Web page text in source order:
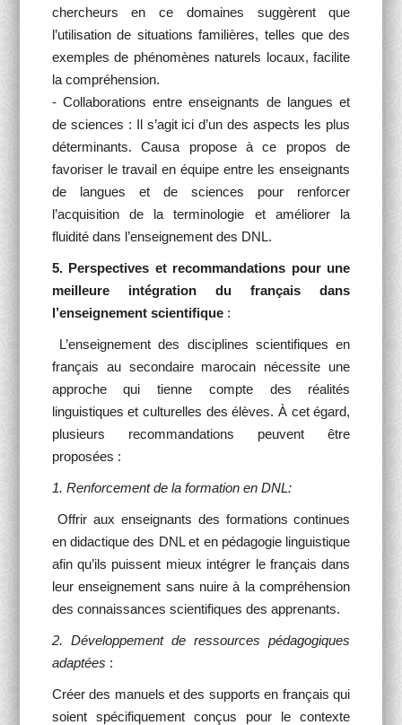
chercheurs en ce domaines suggèrent que
l’utilisation de situations familières, telles que des
exemples de phénomènes naturels locaux, facilite
la compréhension.
- Collaborations entre enseignants de langues et
de sciences : Il s’agit ici d’un des aspects les plus
déterminants. Causa propose à ce propos de
favoriser le travail en équipe entre les enseignants
de langues et de sciences pour renforcer
l’acquisition de la terminologie et améliorer la
fluidité dans l’enseignement des DNL.
5. Perspectives et recommandations pour une
meilleure intégration du français dans
l’enseignement scientifique:
L’enseignement des disciplines scientifiques en
français au secondaire marocain nécessite une
approche qui tienne compte des réalités
linguistiques et culturelles des élèves. À cet égard,
plusieurs recommandations peuvent être
proposées :
1. Renforcement de la formation en DNL:
Offrir aux enseignants des formations continues
en didactique des DNL et en pédagogie linguistique
afin qu’ils puissent mieux intégrer le français dans
leur enseignement sans nuire à la compréhension
des connaissances scientifiques des apprenants.
2. Développement de ressources pédagogiques
adaptées :
Créer des manuels et des supports en français qui
soient spécifiquement conçus pour le contexte